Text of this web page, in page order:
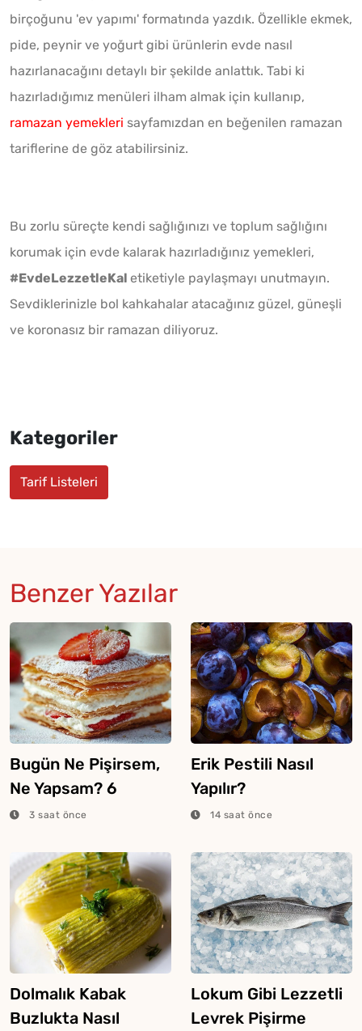
birçoğunu 'ev yapımı' formatında yazdık. Özellikle ekmek,
pide, peynir ve yoğurt gibi ürünlerin evde nasıl
hazırlanacağını detaylı bir şekilde anlattık. Tabi ki
hazırladığımız menüleri ilham almak için kullanıp,
ramazan yemekleri sayfamızdan en beğenilen ramazan
tariflerine de göz atabilirsiniz.
Bu zorlu süreçte kendi sağlığınızı ve toplum sağlığını
korumak için evde kalarak hazırladığınız yemekleri,
#EvdeLezzetleKal etiketiyle paylaşmayı unutmayın.
Sevdiklerinizle bol kahkahalar atacağınız güzel, güneşli
ve koronasız bir ramazan diliyoruz.
Kategoriler
Tarif Listeleri
Benzer Yazılar
Bugün Ne Pişirsem,
Ne Yapsam? 6
Ağustos 2026
3 saat önce
Erik Pestili Nasıl
Yapılır?
14 saat önce
Dolmalık Kabak
Buzlukta Nasıl
Lokum Gibi Lezzetli
Levrek Pişirme